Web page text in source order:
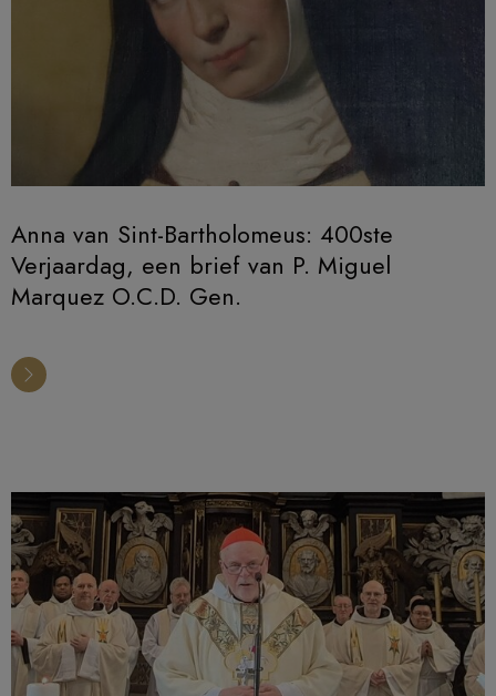
Anna van Sint-Bartholomeus: 400ste
Verjaardag, een brief van P. Miguel
Marquez O.C.D. Gen.